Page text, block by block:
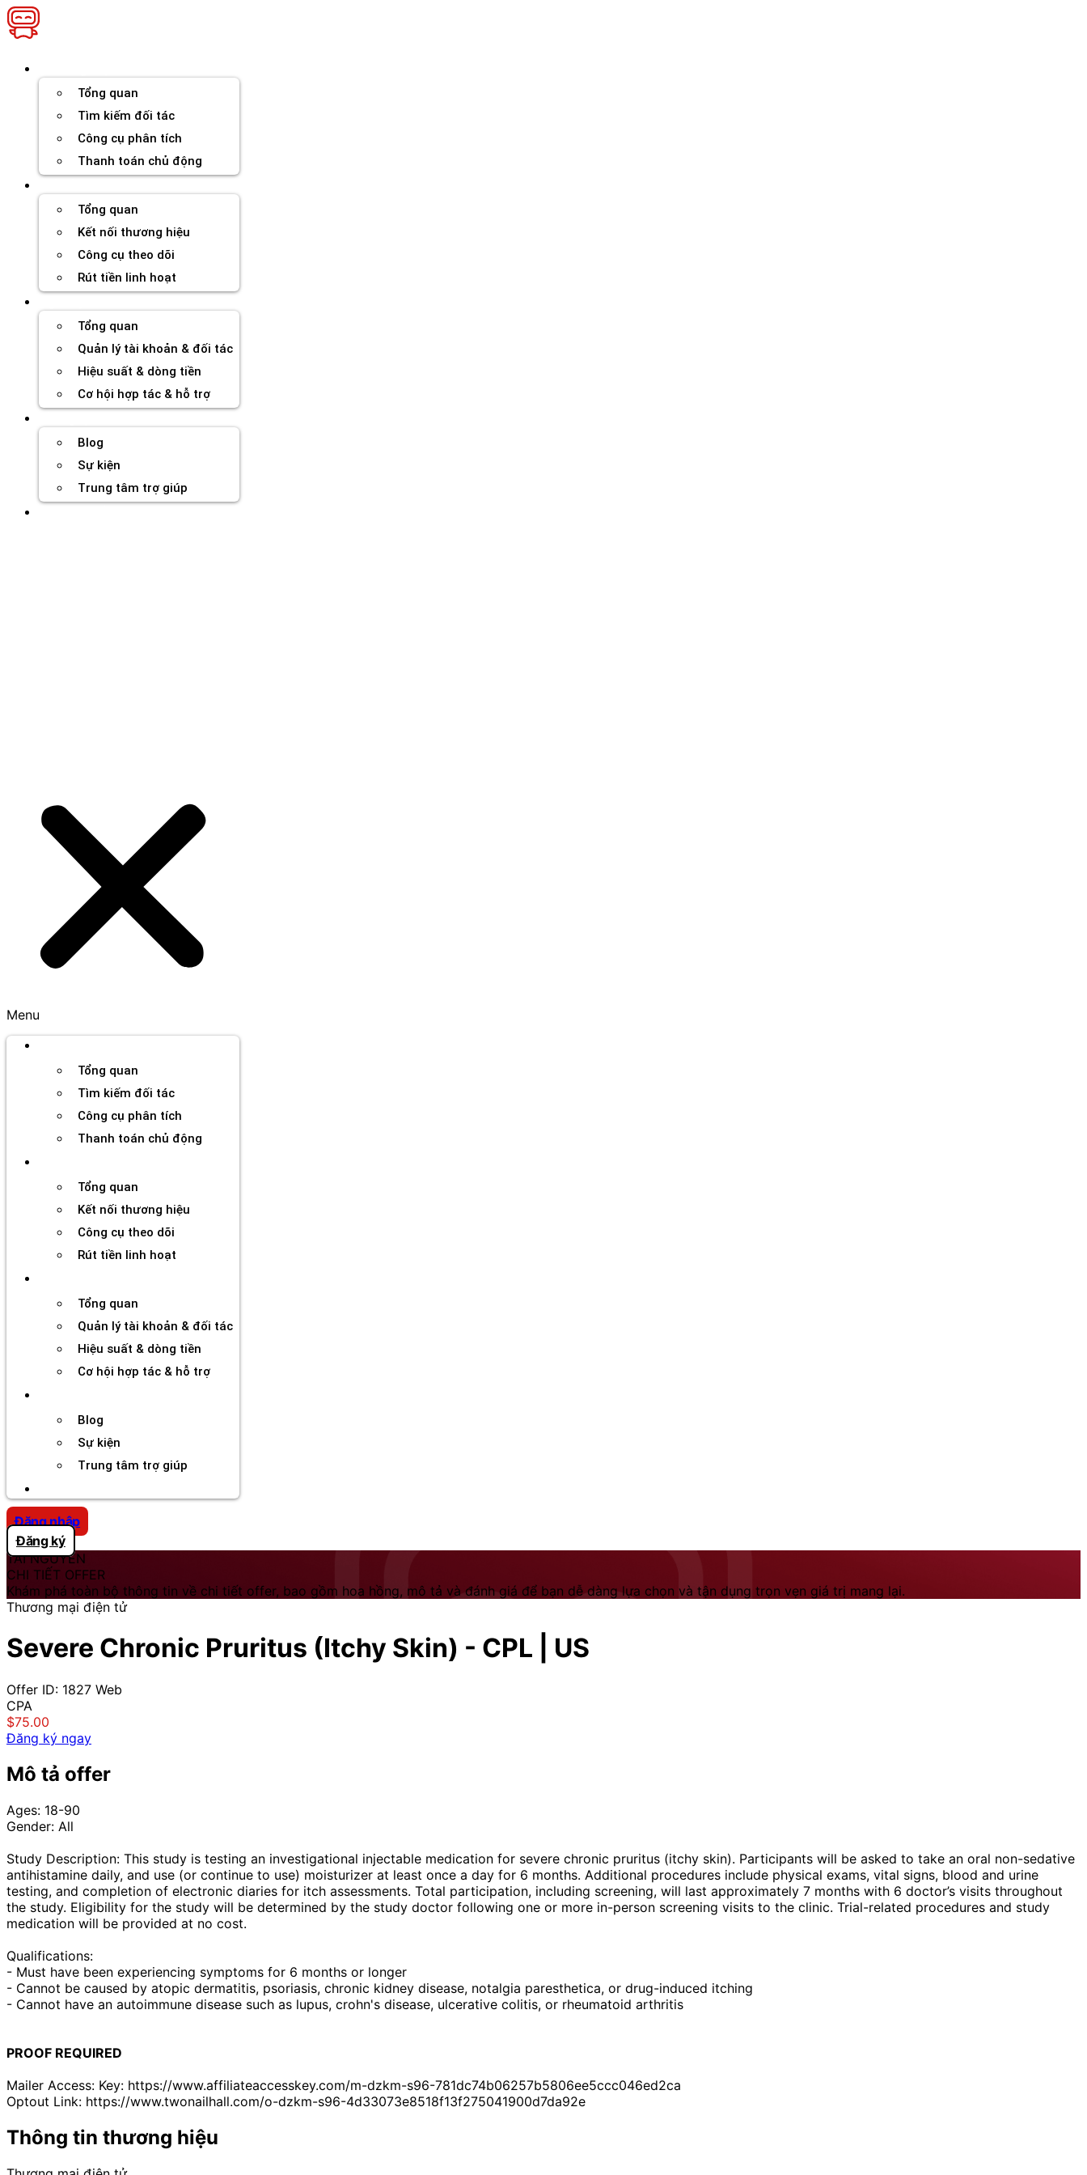
Chuyển
đến
Tổng quan
Tìm kiếm đối tác
Công cụ phân tích
Thanh toán chủ động
Tổng quan
Kết nối thương hiệu
Công cụ theo dõi
Rút tiền linh hoạt
Tổng quan
Quản lý tài khoản & đối tác
Hiệu suất & dòng tiền
Cơ hội hợp tác & hỗ trợ
Blog
Sự kiện
Trung tâm trợ giúp
Menu
Tổng quan
Tìm kiếm đối tác
Công cụ phân tích
Thanh toán chủ động
Tổng quan
Kết nối thương hiệu
Công cụ theo dõi
Rút tiền linh hoạt
Tổng quan
Quản lý tài khoản & đối tác
Hiệu suất & dòng tiền
Cơ hội hợp tác & hỗ trợ
Blog
Sự kiện
Trung tâm trợ giúp
Đăng nhập
Đăng ký
TÀI NGUYÊN
CHI TIẾT OFFER
Khám phá toàn bộ thông tin về chi tiết offer, bao gồm hoa hồng, mô tả và đánh giá để bạn dễ dàng lựa chọn và tận dụng trọn vẹn giá trị mang lại.
Thương mại điện tử
Severe Chronic Pruritus (Itchy Skin) - CPL | US
Offer ID: 1827 Web
CPA
$75.00
Đăng ký ngay
Mô tả offer
Ages: 18-90
Gender: All
Study Description: This study is testing an investigational injectable medication for severe chronic pruritus (itchy skin). Participants will be asked to take an oral non-sedative
antihistamine daily, and use (or continue to use) moisturizer at least once a day for 6 months. Additional procedures include physical exams, vital signs, blood and urine
testing, and completion of electronic diaries for itch assessments. Total participation, including screening, will last approximately 7 months with 6 doctor’s visits throughout
the study. Eligibility for the study will be determined by the study doctor following one or more in-person screening visits to the clinic. Trial-related procedures and study
medication will be provided at no cost.
Qualifications:
- Must have been experiencing symptoms for 6 months or longer
- Cannot be caused by atopic dermatitis, psoriasis, chronic kidney disease, notalgia paresthetica, or drug-induced itching
- Cannot have an autoimmune disease such as lupus, crohn's disease, ulcerative colitis, or rheumatoid arthritis
PROOF REQUIRED
Mailer Access: Key: https://www.affiliateaccesskey.com/m-dzkm-s96-781dc74b06257b5806ee5ccc046ed2ca
Optout Link: https://www.twonailhall.com/o-dzkm-s96-4d33073e8518f13f275041900d7da92e
Thông tin thương hiệu